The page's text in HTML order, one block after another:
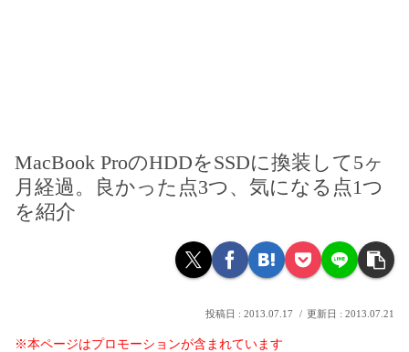
MacBook ProのHDDをSSDに換装して5ヶ
月経過。良かった点3つ、気になる点1つ
を紹介
2013.07.17 2013.07.21
※本ページはプロモーションが含まれています